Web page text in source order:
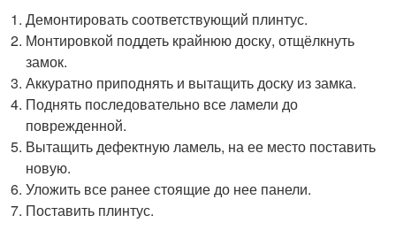
Демонтировать соответствующий плинтус.
Монтировкой поддеть крайнюю доску, отщёлкнуть
замок.
Аккуратно приподнять и вытащить доску из замка.
Поднять последовательно все ламели до
поврежденной.
Вытащить дефектную ламель, на ее место поставить
новую.
Уложить все ранее стоящие до нее панели.
Поставить плинтус.